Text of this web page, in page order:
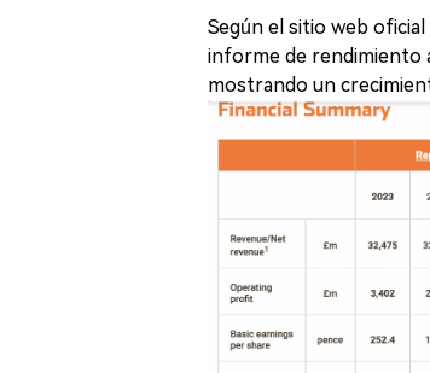
Según el sitio web
informe de rendimiento
mostrando un